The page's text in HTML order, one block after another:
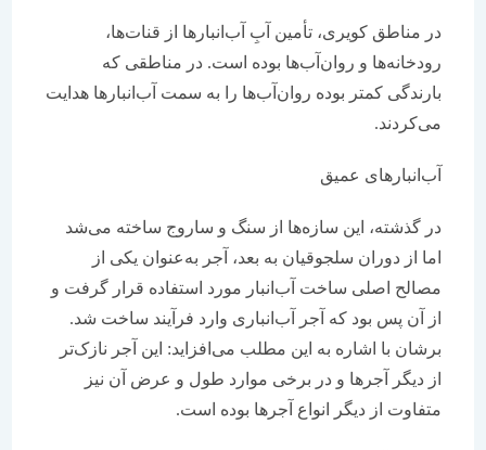
در مناطق کویری، تأمین آبِ آب‌انبارها از قنات‌ها،
رودخانه‌ها و روان‌آب‌ها بوده است. در مناطقی که
بارندگی کمتر بوده روان‌آب‌ها را به سمت آب‌انبارها هدایت
می‌کردند.
‌آب‌انبارهای عمیق
در گذشته، این سازه‌ها از سنگ و ساروج ساخته می‌شد
اما از دوران سلجوقیان به بعد، آجر به‌عنوان یکی از
مصالح اصلی ساخت آب‌انبار مورد استفاده قرار ‌گرفت و
از آن پس بود که آجر آب‌انباری وارد فرآیند ساخت شد.
برشان با اشاره به این مطلب می‌افزاید: این آجر نازک‌تر
از دیگر آجرها و در برخی موارد طول و عرض آن نیز
متفاوت‌ از دیگر انواع آجرها بوده است.